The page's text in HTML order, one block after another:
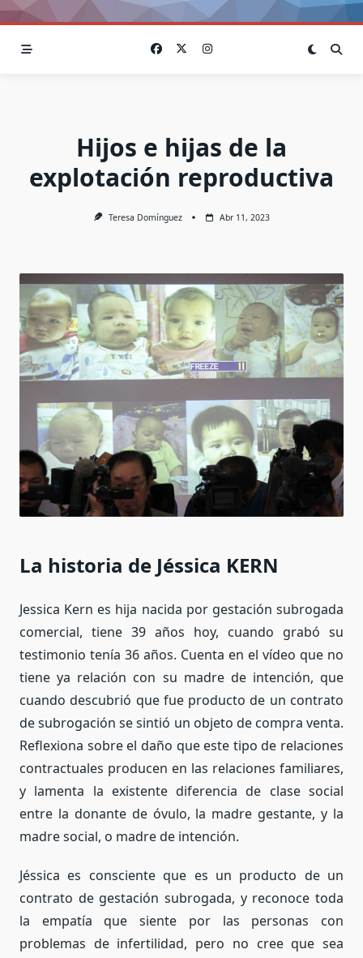
Hijos e hijas de la
explotación reproductiva
Teresa Domínguez Abr 11, 2023
La historia de Jéssica KERN
Jessica Kern es hija nacida por gestación subrogada
comercial, tiene 39 años hoy, cuando grabó su
testimonio tenía 36 años. Cuenta en el vídeo que no
tiene ya relación con su madre de intención, que
cuando descubrió que fue producto de un contrato
de subrogación se sintió un objeto de compra venta.
Reflexiona sobre el daño que este tipo de relaciones
contractuales producen en las relaciones familiares,
y lamenta la existente diferencia de clase social
entre la donante de óvulo, la madre gestante, y la
madre social, o madre de intención.
Jéssica es consciente que es un producto de un
contrato de gestación subrogada, y reconoce toda
la empatía que siente por las personas con
problemas de infertilidad, pero no cree que sea